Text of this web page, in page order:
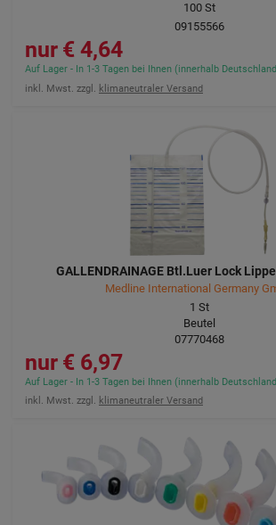
100 St
09155566
4,64 €
Auf Lager - In 1-3 Tagen bei Ihnen (innerhalb
inkl. Mwst. zzgl. klimaneutraler Versand
GALLENDRAINAGE Btl.Luer Lock
Medline International Germany
1 St
Beutel
07770468
6,97 €
Auf Lager - In 1-3 Tagen bei Ihnen (innerhalb
inkl. Mwst. zzgl. klimaneutraler Versand